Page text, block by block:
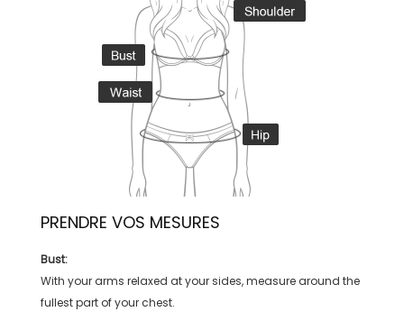
PRENDRE VOS MESURES
Bust:
With your arms relaxed at your sides, measure around the
fullest part of your chest.